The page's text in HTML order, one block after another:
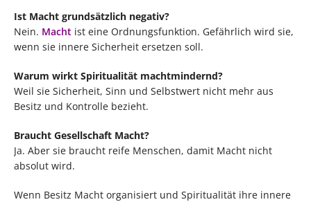
Ist Macht grundsätzlich negativ?
Nein. Macht ist eine Ordnungsfunktion. Gefährlich wird sie,
wenn sie innere Sicherheit ersetzen soll.
Warum wirkt Spiritualität machtmindernd?
Weil sie Sicherheit, Sinn und Selbstwert nicht mehr aus
Besitz und Kontrolle bezieht.
Braucht Gesellschaft Macht?
Ja. Aber sie braucht reife Menschen, damit Macht nicht
absolut wird.
Wenn Besitz Macht organisiert und Spiritualität ihre innere